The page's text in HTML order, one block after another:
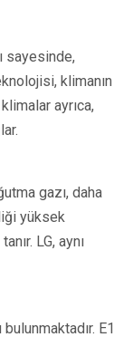
sayesinde,
klimanın
ayrıca,
gazı, daha
yüksek
LG, aynı
E1